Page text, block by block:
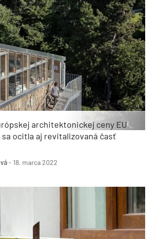
architektonickej ceny EU
sa ocitla aj revitalizovaná časť
- 18. marca 2022